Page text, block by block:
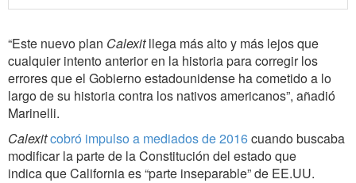
“Este nuevo plan Calexitllega más alto y más lejos que
cualquier intento anterior en la historia para corregir los
errores que el Gobierno estadounidense ha cometido a lo
largo de su historia contra los nativos americanos”, añadió
Marinelli.
Calexitcobró impulso a mediados de 2016cuando buscaba
modificar la parte de la Constitución del estado que
indica que California es “parte inseparable” de EE.UU.